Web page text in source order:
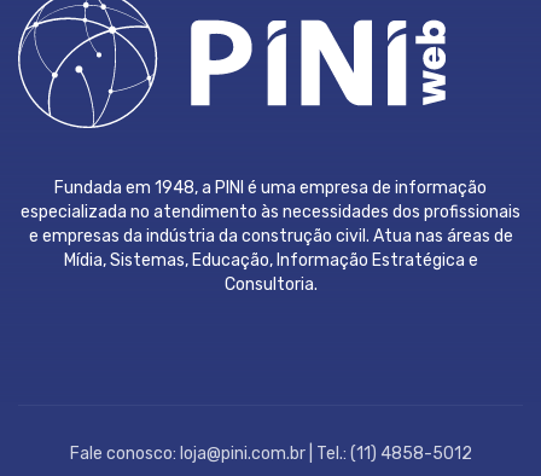
Fundada em 1948, a PINI é uma empresa de informação
especializada no atendimento às necessidades dos profissionais
e empresas da indústria da construção civil. Atua nas áreas de
Mídia, Sistemas, Educação, Informação Estratégica e
Consultoria.
Fale conosco: loja@pini.com.br | Tel.: (11) 4858-5012